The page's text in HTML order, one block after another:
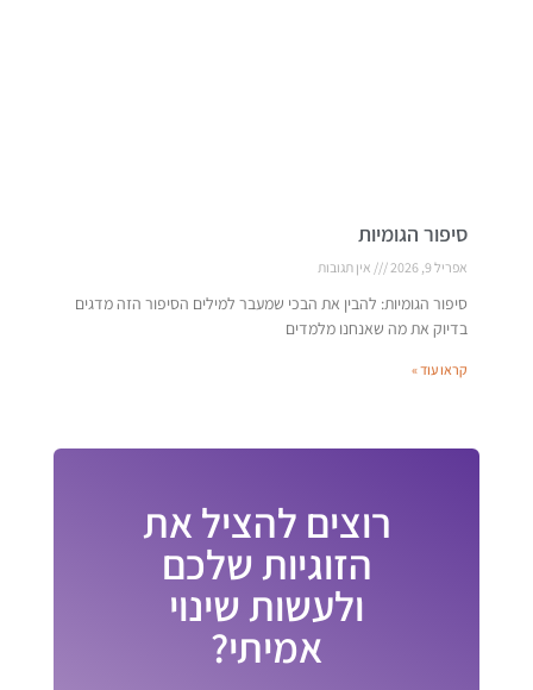
סיפור הגומיות
אפריל 9, 2026 אין תגובות
סיפור הגומיות: להבין את הבכי שמעבר למילים הסיפור הזה מדגים
בדיוק את מה שאנחנו מלמדים
קראו עוד »
רוצים להציל את
הזוגיות שלכם
ולעשות שינוי
אמיתי?